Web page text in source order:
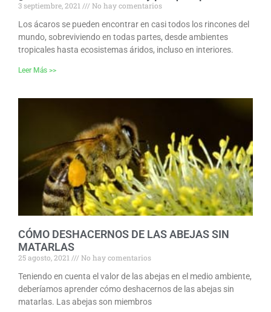
3 septiembre, 2021
No hay comentarios
Los ácaros se pueden encontrar en casi todos los rincones del
mundo, sobreviviendo en todas partes, desde ambientes
tropicales hasta ecosistemas áridos, incluso en interiores.
Leer Más >>
CÓMO DESHACERNOS DE LAS ABEJAS SIN
MATARLAS
25 agosto, 2021
No hay comentarios
Teniendo en cuenta el valor de las abejas en el medio ambiente,
deberíamos aprender cómo deshacernos de las abejas sin
matarlas. Las abejas son miembros